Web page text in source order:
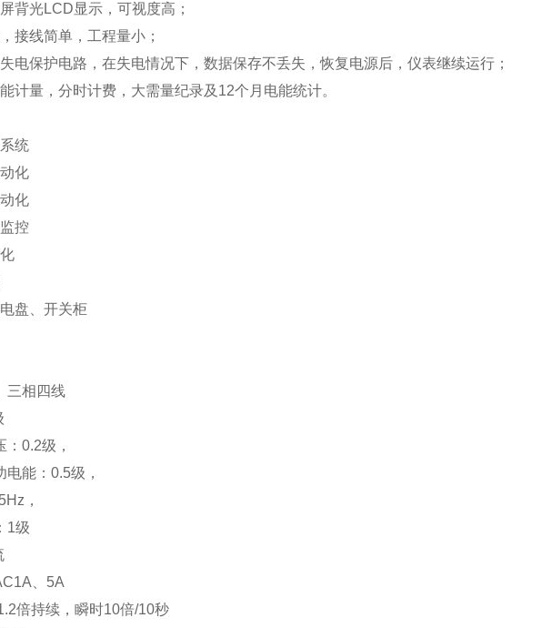
背光LCD显示，可视度高；
接线简单，工程量小；
电保护电路，在失电情况下，数据保存不丢失，恢复电源后，仪表继续运行；
计量，分时计费，大需量纪录及12个月电能统计。
统
化
化
控
盘、开关柜
三相四线
：0.2级，
电能：0.5级，
，
1级
、5A
倍持续，瞬时10倍/10秒